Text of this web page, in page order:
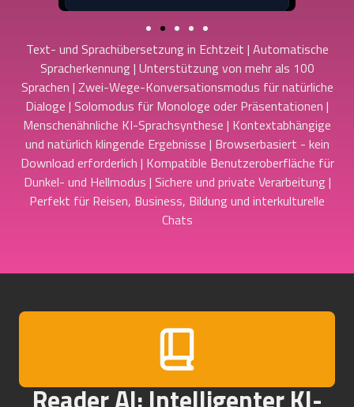
Text- und Sprachübersetzung in Echtzeit | Automatische
Spracherkennung | Unterstützung von mehr als 100
Sprachen | Zwei-Wege-Konversationsmodus für natürliche
Dialoge | Solomodus für Monologe oder Präsentationen |
Menschenähnliche KI-Sprachsynthese | Kontextabhängige
und natürlich klingende Ergebnisse | Browserbasiert - kein
Download erforderlich | Kompatible Benutzeroberfläche für
Dunkel- und Hellmodus | Sichere und private Verarbeitung |
Perfekt für Reisen, Business, Bildung und interkulturelle
Chats